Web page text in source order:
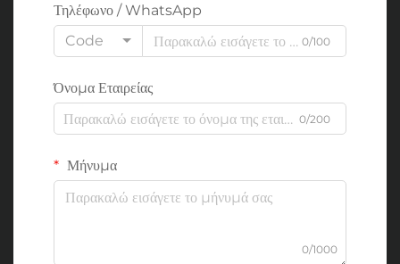
Τηλέφωνο / WhatsApp
Code
0/100
Όνομα Εταιρείας
0/200
Μήνυμα
0/1000